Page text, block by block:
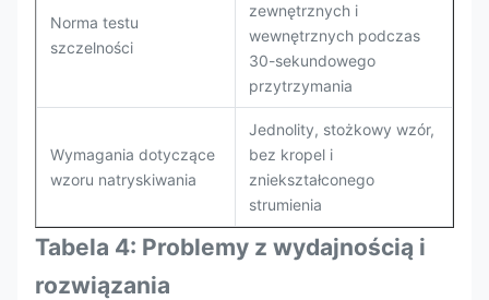
Norma testu
szczelności
zewnętrznych i
wewnętrznych podczas
30-sekundowego
przytrzymania
Wymagania dotyczące
wzoru natryskiwania
Jednolity, stożkowy wzór,
bez kropel i
zniekształconego
strumienia
Tabela 4: Problemy z wydajnością i
rozwiązania